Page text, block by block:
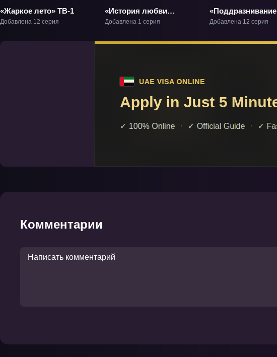
«Жаркое лето» ТВ-1
Добавлена 12 серия
«История любви
Тамако» Фильм-1
Добавлена 1 серия
«Поддразнивание
Такаги» ТВ-1
Добавлена 12 серия
Комментарии